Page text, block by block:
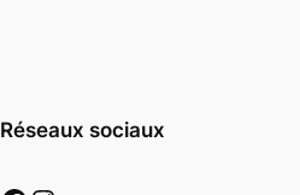
Réseaux sociaux